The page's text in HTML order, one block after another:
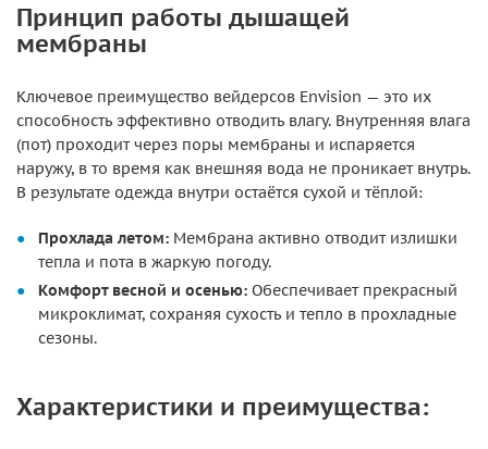
Принцип работы дышащей
мембраны
Ключевое преимущество вейдерсов Envision — это их
способность эффективно отводить влагу. Внутренняя влага
(пот) проходит через поры мембраны и испаряется
наружу, в то время как внешняя вода не проникает внутрь.
В результате одежда внутри остаётся сухой и тёплой:
Прохлада летом: Мембрана активно отводит излишки
тепла и пота в жаркую погоду.
Комфорт весной и осенью: Обеспечивает прекрасный
микроклимат, сохраняя сухость и тепло в прохладные
сезоны.
Характеристики и преимущества: